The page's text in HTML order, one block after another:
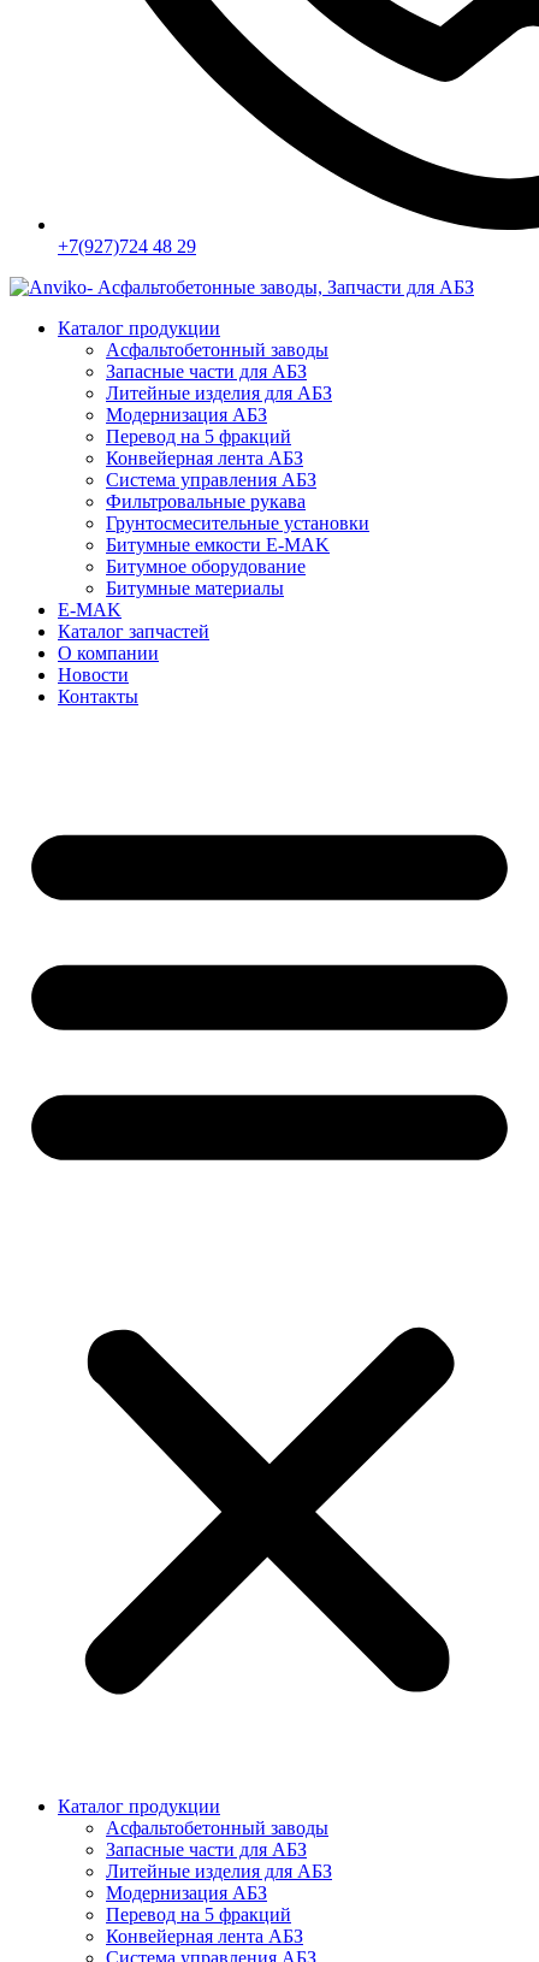
+7(927)724 48 29
Каталог продукции
Асфальтобетонный заводы
Запасные части для АБЗ
Литейные изделия для АБЗ
Модернизация АБЗ
Перевод на 5 фракций
Конвейерная лента АБЗ
Система управления АБЗ
Фильтровальные рукава
Грунтосмесительные установки
Битумные емкости E-MAK
Битумное оборудование
Битумные материалы
E-MAK
Каталог запчастей
О компании
Новости
Контакты
Каталог продукции
Асфальтобетонный заводы
Запасные части для АБЗ
Литейные изделия для АБЗ
Модернизация АБЗ
Перевод на 5 фракций
Конвейерная лента АБЗ
Система управления АБЗ